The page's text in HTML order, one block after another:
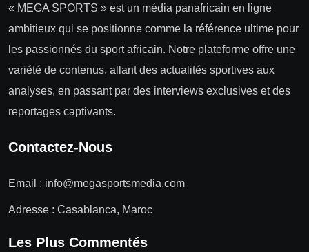
« MEGA SPORTS » est un média panafricain en ligne
ambitieux qui se positionne comme la référence ultime pour
les passionnés du sport africain. Notre plateforme offre une
variété de contenus, allant des actualités sportives aux
analyses, en passant par des interviews exclusives et des
reportages captivants.
Contactez-Nous
Email : info@megasportsmedia.com
Adresse : Casablanca, Maroc
Les Plus Commentés